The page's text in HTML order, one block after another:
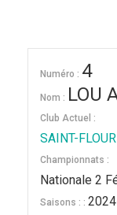
Numéro : 4
Nom : LOU
Club Actuel :
SAINT-FLOUR
Championnats :
Nationale 2
Saisons : :